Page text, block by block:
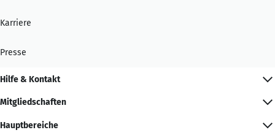
Karriere
Presse
Hilfe & Kontakt
Mitgliedschaften
Hauptbereiche